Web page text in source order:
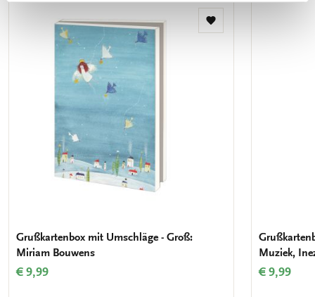
Zur
Grußkartenbox mit Umschläge - Groß:
Miriam Bouwens
€ 9,99
Muziek,
€ 9,99